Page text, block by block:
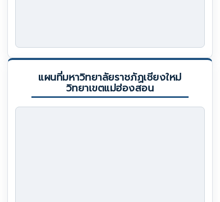
แผนที่มหาวิทยาลัยราชภัฏเชียงใหม่
วิทยาเขตแม่ฮ่องสอน